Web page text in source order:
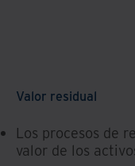
Valor residual
Los procesos de
valor de los